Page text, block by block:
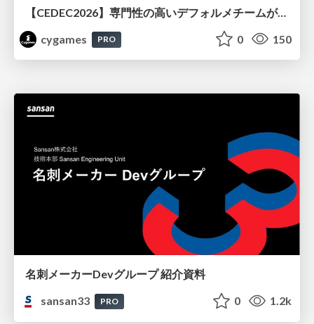
【CEDEC2026】専門性の高いデフォルメチームが挑んだ人材育成戦略 〜Cygames Academiaの企画から実施まで〜
cygames
PRO 0 150
名刺メーカーDevグループ 紹介資料
sansan33
PRO 0 1.2k